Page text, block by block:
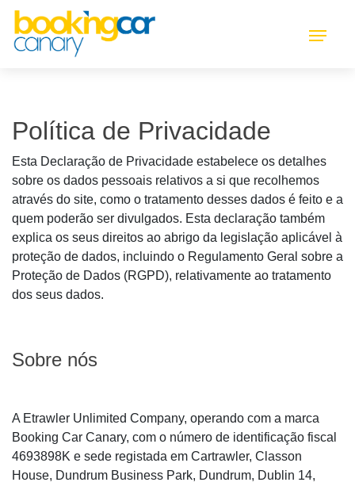
Política de Privacidade
Esta Declaração de Privacidade estabelece os detalhes
sobre os dados pessoais relativos a si que recolhemos
através do site, como o tratamento desses dados é feito e a
quem poderão ser divulgados. Esta declaração também
explica os seus direitos ao abrigo da legislação aplicável à
proteção de dados, incluindo o Regulamento Geral sobre a
Proteção de Dados (RGPD), relativamente ao tratamento
dos seus dados.
Sobre nós
A Etrawler Unlimited Company, operando com a marca
Booking Car Canary, com o número de identificação fiscal
4693898K e sede registada em Cartrawler, Classon
House, Dundrum Business Park, Dundrum, Dublin 14,